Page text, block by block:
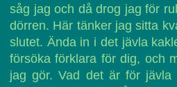
såg jag och då drog jag för
dörren. Här tänker jag sitta
slutet. Ända in i det jävla
försöka förklara för dig, och
jag gör. Vad det är för jävla